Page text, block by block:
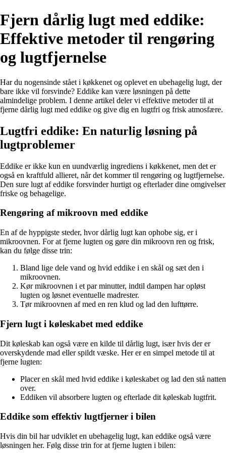
Fjern dårlig lugt med eddike:
Effektive metoder til rengøring
og lugtfjernelse
Har du nogensinde stået i køkkenet og oplevet en ubehagelig lugt, der
bare ikke vil forsvinde? Eddike kan være løsningen på dette
almindelige problem. I denne artikel deler vi effektive metoder til at
fjerne dårlig lugt med eddike og give dig en lugtfri og frisk atmosfære.
Lugtfri eddike: En naturlig løsning på
lugtproblemer
Eddike er ikke kun en uundværlig ingrediens i køkkenet, men det er
også en kraftfuld allieret, når det kommer til rengøring og lugtfjernelse.
Den sure lugt af eddike forsvinder hurtigt og efterlader dine omgivelser
friske og behagelige.
Rengøring af mikroovn med eddike
En af de hyppigste steder, hvor dårlig lugt kan ophobe sig, er i
mikroovnen. For at fjerne lugten og gøre din mikroovn ren og frisk,
kan du følge disse trin:
Bland lige dele vand og hvid eddike i en skål og sæt den i
mikroovnen.
Kør mikroovnen i et par minutter, indtil dampen har opløst
lugten og løsnet eventuelle madrester.
Tør mikroovnen af med en ren klud og lad den lufttørre.
Fjern lugt i køleskabet med eddike
Dit køleskab kan også være en kilde til dårlig lugt, især hvis der er
overskydende mad eller spildt væske. Her er en simpel metode til at
fjerne lugten:
Placer en skål med hvid eddike i køleskabet og lad den stå natten
over.
Eddiken vil absorbere lugten og efterlade dit køleskab lugtfrit.
Eddike som effektiv lugtfjerner i bilen
Hvis din bil har udviklet en ubehagelig lugt, kan eddike også være
løsningen her. Følg disse trin for at fjerne lugten i bilen: